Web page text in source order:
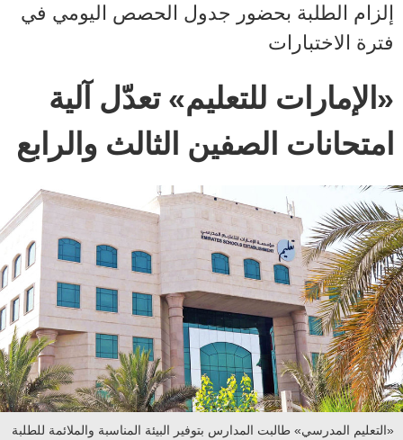
إلزام الطلبة بحضور جدول الحصص اليومي في
فترة الاختبارات
«الإمارات للتعليم» تعدّل آلية
امتحانات الصفين الثالث والرابع
«التعليم المدرسي» طالبت المدارس بتوفير البيئة المناسبة والملائمة للطلبة